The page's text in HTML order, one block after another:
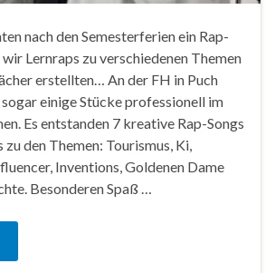
nach den Semesterferien ein Rap-
Lernraps zu verschiedenen Themen
erstellten… An der FH in Puch
einige Stücke professionell im
Es entstanden 7 kreative Rap-Songs
den Themen: Tourismus, Ki,
Inventions, Goldenen Dame
Besonderen Spaß …